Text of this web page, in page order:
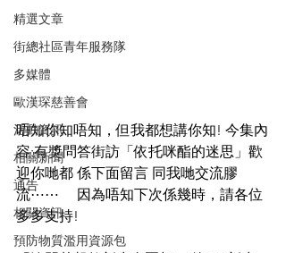
精選文章
街總社區青年服務隊
多媒體
歐漢琛慈善會
活動資訊
相關新聞
通告
相關資訊
預防物質濫用資源包
唔知你知唔知，但我都想講你知! 今集內
容:有獎問答街訪「依托咪酯的迷思」歡
迎你哋都 係下面留言 同我哋交流膠
流⋯⋯     因為唔知下次係幾時，請各位
多多支持!